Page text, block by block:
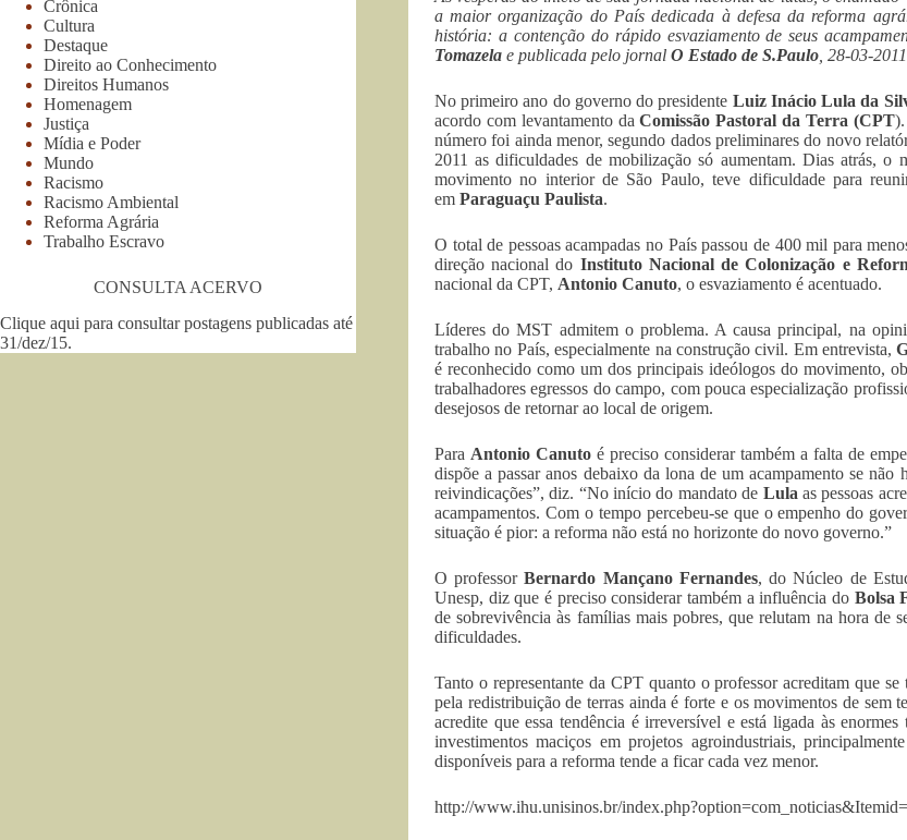
a maior organização do País dedicada à defesa da reforma
história: a contenção do rápido esvaziamento de seus
Tomazela e publicada pelo jornal O Estado de S.Paulo, 28-03-
No primeiro ano do governo do presidente Luiz Inácio Lula da
acordo com levantamento daComissão Pastoral da Terra (CPT
número foi ainda menor, segundo dados preliminares do novo
2011 as dificuldades de mobilização só aumentam. Dias atrás, o
movimento no interior de São Paulo, teve dificuldade para
em Paraguaçu Paulista.
O total de pessoas acampadas no País passou de 400 mil para
direção nacional do Instituto Nacional de Colonização e
nacional da CPT, Antonio Canuto, o esvaziamento é acentuado.
Líderes do MST admitem o problema. A causa principal, na
trabalho no País, especialmente na construção civil. Em entrevista,
é reconhecido como um dos principais ideólogos do movimento,
trabalhadores egressos do campo, com pouca especialização
desejosos de retornar ao local de origem.
Para Antonio Canutoé preciso considerar também a falta de
dispõe a passar anos debaixo da lona de um acampamento se
reivindicações”, diz. “No início do mandato de Lula as pessoas
acampamentos. Com o tempo percebeu-se que o empenho do
situação é pior: a reforma não está no horizonte do novo governo.”
O professorBernardo Mançano Fernandes, do Núcleo de
Unesp, diz que é preciso considerar também a influência do Bolsa
de sobrevivência às famílias mais pobres, que relutam na hora de
dificuldades.
Tanto o representante da CPT quanto o professor acreditam que
pela redistribuição de terras ainda é forte e os movimentos de sem
acredite que essa tendência é irreversível e está ligada às
investimentos maciços em projetos agroindustriais,
disponíveis para a reforma tende a ficar cada vez menor.
http://www.ihu.unisinos.br/
Crônica
Cultura
Destaque
Direito ao Conhecimento
Direitos Humanos
Homenagem
Justiça
Mídia e Poder
Mundo
Racismo
Racismo Ambiental
Reforma Agrária
Trabalho Escravo
CONSULTA ACERVO
Clique aqui para consultar postagens publicadas até
31/dez/15.